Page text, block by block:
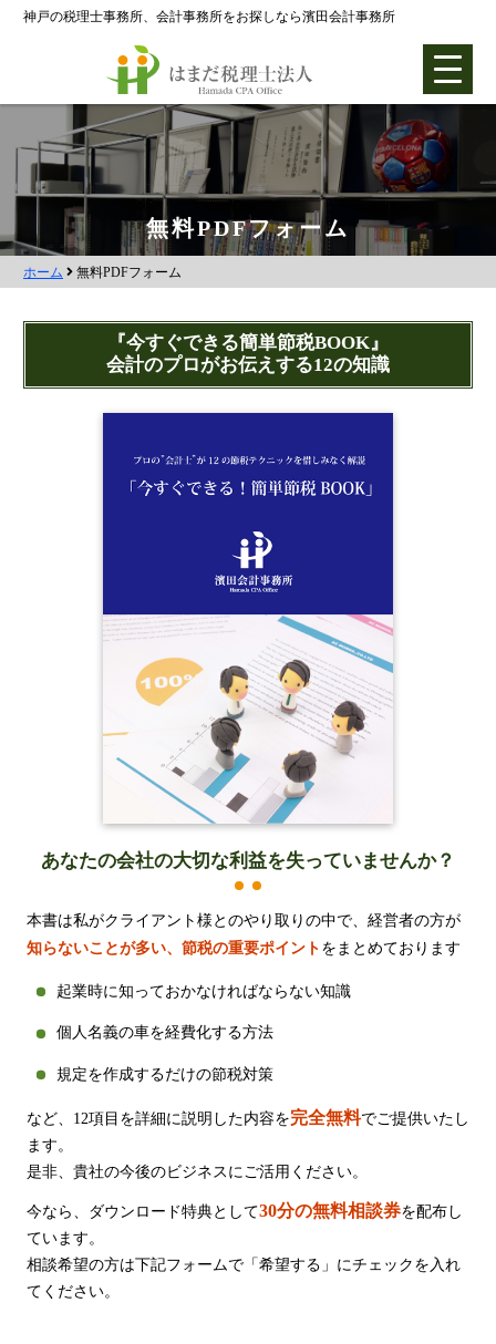
神戸の税理士事務所、会計事務所をお探しなら濱田会計事務所
ホーム
各種支援業務
会社設立支援
会社設立0円プラン
株式会社設立
社団法人設立
当事務所に依頼するメリット
経営革新計画取得支援
経営革新計画の内容
計画を立てることで見えてくるもの
承認のメリット
承認要件
資金調達支援
金融機関の融資のポイント
VCによる資金調達
料金案内
通常料金
創業3年目までの特別料金
他の税理士事務所からの切り替えの場合
ベンチャー企業応援パック
無料PDFフォーム
ホーム 無料PDFフォーム
『今すぐできる簡単節税BOOK』
会計のプロがお伝えする12の知識
あなたの会社の大切な利益を失っていませんか？
本書は私がクライアント様とのやり取りの中で、経営者の方が
知らないことが多い、節税の重要ポイントをまとめております
起業時に知っておかなければならない知識
個人名義の車を経費化する方法
規定を作成するだけの節税対策
など、12項目を詳細に説明した内容を完全無料でご提供いたし
ます。
是非、貴社の今後のビジネスにご活用ください。
今なら、ダウンロード特典として30分の無料相談券を配布し
ています。
相談希望の方は下記フォームで「希望する」にチェックを入れ
てください。